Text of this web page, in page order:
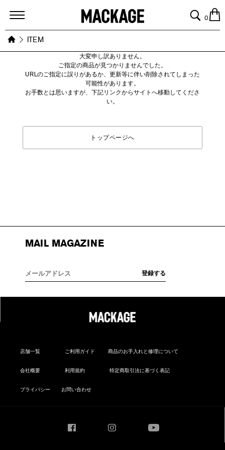
MACKAGE
0
ITEM
大変申し訳ありません。
ご指定の商品が見つかりませんでした。
URLのご指定に誤りがあるか、更新等に伴い削除されてしまった
可能性があります。
お手数とは思いますが、下記リンクからサイトへ移動してくださ
い。
トップページへ
MAIL MAGAZINE
店舗一覧 ご利用ガイド 商品のお手入れと修理について
会社概要 利用規約 特定商取引法に基づく表記
プライバシー お問い合わせ
Instagram